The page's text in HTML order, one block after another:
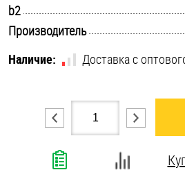
Хомуты
Шплинты
Штифты и пальцы
b2
Производитель
Наличие:
Доставка с